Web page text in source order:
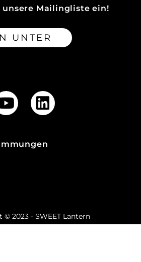
unsere Mailingliste ein!
UNTER
© 2023 - SWEET Lantern